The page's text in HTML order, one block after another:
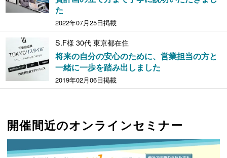
た
2022年07月25日掲載
S.F様 30代 東京都在住
将来の自分の安心のために、営業担当の方と
一緒に一歩を踏み出しました
2019年02月06日掲載
開催間近のオンラインセミナー